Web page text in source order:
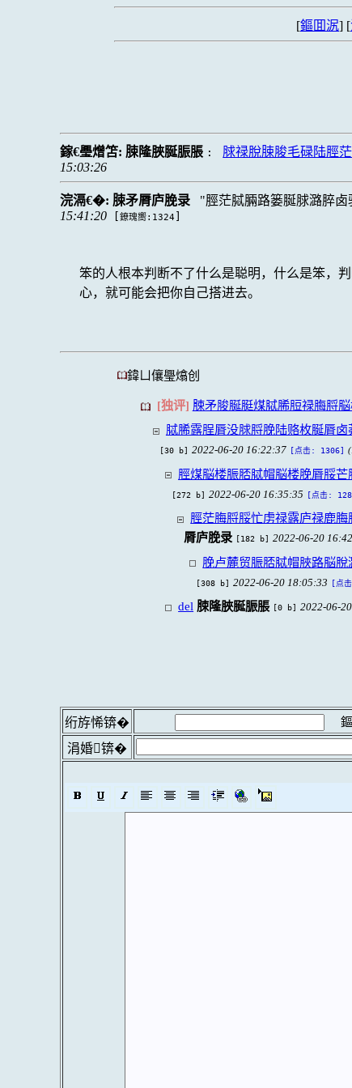
[鏂囬泦] [
鎵€璺熷笘: 脨隆脥脠脤脹 : 脙禄脫脨脧毛碌陆脛
15:03:26
浣滆€�: 脨矛脣庐脕录 脛茫脦脼路篓脠脙潞脺
15:41:20
[鐐瑰嚮:1324
笨的人根本判断不了什么是聪明，什么是笨，
心，就可能会把你自己搭进去。
鍏ㄩ儴璺熻创
[独评] 脨矛脧脠脡煤脦脪脰禄脢脟
脦脪露脭脣没脙脟脕陆赂枚脠脣
[30 b] 2022-06-20 16:22:37 [点击: 1306]
脛煤脳楼脤脴脦帽脳楼脕脣脮
[272 b] 2022-06-20 16:35:35 [点击:
脛茫脢脟脮忙虏禄露庐禄鹿
脣庐脕录 [182 b] 2022-06-20
脕卢麓贸脤脴脦帽脥路脳
[308 b] 2022-06-20 18:05:33 [点
del 脨隆脥脠脤脹 [0 b] 2022-06-
绗斿悕锛� 鏂
涓婚锛�